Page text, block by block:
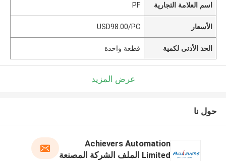
اسم العلامة التجارية PF
الأسعار USD98.00/PC
الحد الأدنى لكمية قطعة واحدة
عرض المزيد
حول نا
Achievers Automation
Limited الملف الشركة المصنعة